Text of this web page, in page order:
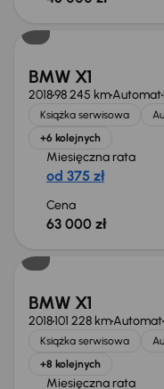
BMW X1
201898 245 kmAutomat
Książka serwisowa
+6 kolejnych
Miesięczna rata
od 375 zł
Cena
63 000 zł
Taniej o 1 000 zł
BMW X1
2018101 228 kmAutomat
Książka serwisowa
+8 kolejnych
Miesięczna rata